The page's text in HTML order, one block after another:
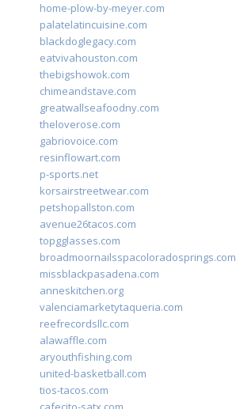
home-plow-by-meyer.com
palatelatincuisine.com
blackdoglegacy.com
eatvivahouston.com
thebigshowok.com
chimeandstave.com
greatwallseafoodny.com
theloverose.com
gabriovoice.com
resinflowart.com
p-sports.net
korsairstreetwear.com
petshopallston.com
avenue26tacos.com
topgglasses.com
broadmoornailsspacoloradosprings.com
missblackpasadena.com
anneskitchen.org
valenciamarketytaqueria.com
reefrecordsllc.com
alawaffle.com
aryouthfishing.com
united-basketball.com
tios-tacos.com